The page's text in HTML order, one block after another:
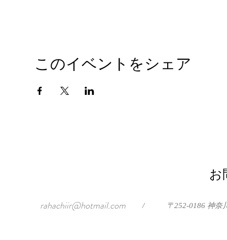
このイベントをシェア
お
rahachiir@hotmail.com / 〒252-0186 神奈